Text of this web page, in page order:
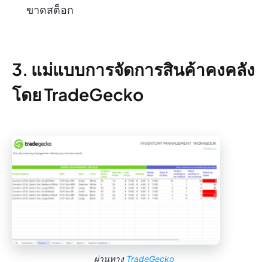
ขาดสต็อก
3. แม่แบบการจัดการสินค้าคงคลัง
โดย TradeGecko
ผ่านทาง TradeGecko